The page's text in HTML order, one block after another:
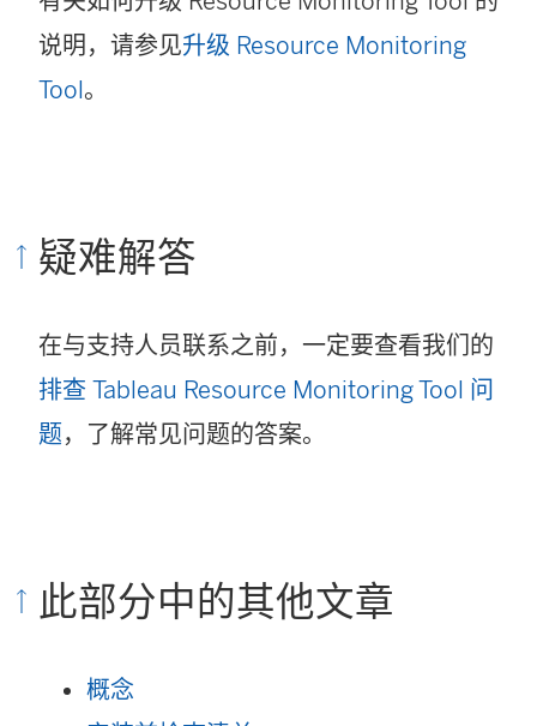
说明，请参见升级 Resource Monitoring
Tool。
疑难解答
在与支持人员联系之前，一定要查看我们的
排查 Tableau Resource Monitoring Tool 问
题，了解常见问题的答案。
此部分中的其他文章
概念